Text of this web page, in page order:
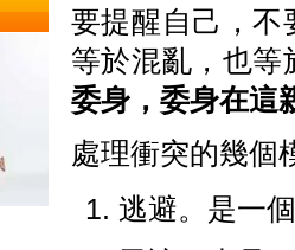
要提醒自己，不
等於混亂，也等
委身，委身在這
處理衝突的幾個
逃避。是一